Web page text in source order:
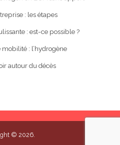
: les étapes
: est-ce possible ?
: l’hydrogène
autour du décès
© 2026.